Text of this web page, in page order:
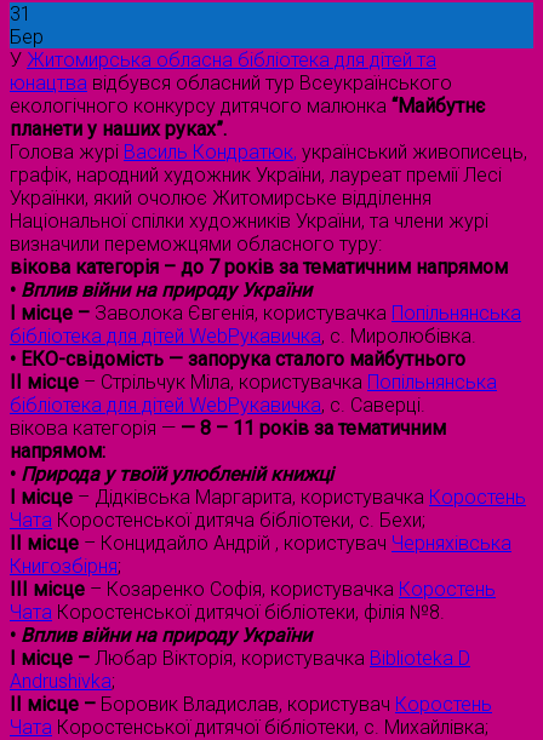
31
Бер
У Житомирська обласна бібліотека для дітей та
юнацтва відбувся обласний тур Всеукраїнського
екологічного конкурсу дитячого малюнка “Майбутнє
планети у наших руках”.
Голова журі Василь Кондратюк, український живописець,
графік, народний художник України, лауреат премії Лесі
Українки, який очолює Житомирське відділення
Національної спілки художників України, та члени журі
визначили переможцями обласного туру:
вікова категорія – до 7 років за тематичним напрямом
• Вплив війни на природу України
I місце – Заволока Євгенія, користувачка Попільнянська
бібліотека для дітей WebРукавичка, с. Миролюбівка.
• ЕКО-свідомість — запорука сталого майбутнього
II місце – Стрільчук Міла, користувачка Попільнянська
бібліотека для дітей WebРукавичка, с. Саверці.
вікова категорія — — 8 – 11 років за тематичним
напрямом:
• Природа у твоїй улюбленій книжці
I місце – Дідківська Маргарита, користувачка Коростень
Чата Коростенської дитяча бібліотеки, с. Бехи;
II місце – Концидайло Андрій , користувач Черняхівська
Книгозбірня;
III місце – Козаренко Софія, користувачка Коростень
Чата Коростенської дитячої бібліотеки, філія №8.
• Вплив війни на природу України
I місце – Любар Вікторія, користувачка Biblioteka D
Andrushivka;
II місце – Боровик Владислав, користувач Коростень
Чата Коростенської дитячої бібліотеки, с. Михайлівка;